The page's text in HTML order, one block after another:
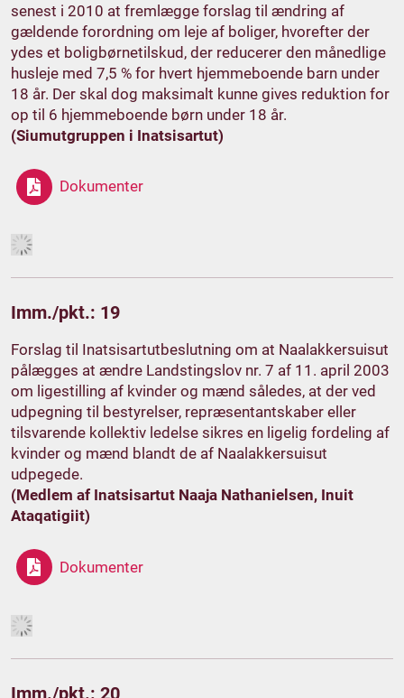
senest i 2010 at fremlægge forslag til ændring af
gældende forordning om leje af boliger, hvorefter der
ydes et boligbørnetilskud, der reducerer den månedlige
husleje med 7,5 % for hvert hjemmeboende barn under
18 år. Der skal dog maksimalt kunne gives reduktion for
op til 6 hjemmeboende børn under 18 år.
(Siumutgruppen i Inatsisartut)
Dokumenter
Imm./pkt.: 19
Forslag til Inatsisartutbeslutning om at Naalakkersuisut
pålægges at ændre Landstingslov nr. 7 af 11. april 2003
om ligestilling af kvinder og mænd således, at der ved
udpegning til bestyrelser, repræsentantskaber eller
tilsvarende kollektiv ledelse sikres en ligelig fordeling af
kvinder og mænd blandt de af Naalakkersuisut
udpegede.
(Medlem af Inatsisartut Naaja Nathanielsen, Inuit
Ataqatigiit)
Dokumenter
Imm./pkt.: 20